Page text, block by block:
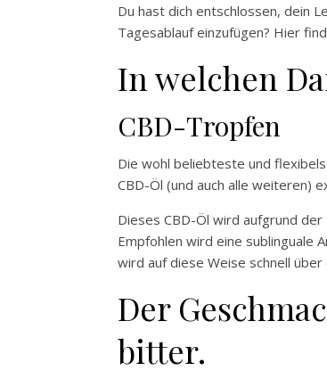
Du hast dich entschlossen, dein
Tagesablauf einzufügen? Hier
In welchen
CBD-Tropfen
Die wohl beliebteste und
CBD-Öl (und auch alle weiteren)
Dieses CBD-Öl wird aufgrund
Empfohlen wird eine sublinguale
wird auf diese Weise schnell
Der
bitter.